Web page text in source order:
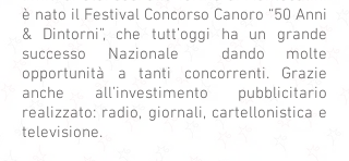
è nato il Festival Concorso Canoro “50 Anni
& Dintorni”, che tutt’oggi ha un grande
successo Nazionale dando molte
opportunità a tanti concorrenti. Grazie
anche all’investimento pubblicitario
realizzato: radio, giornali, cartellonistica e
televisione.